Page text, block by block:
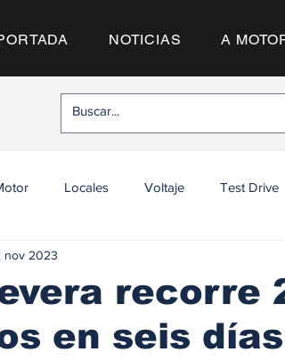
NOTICIAS A
Locales Voltaje Test Drive
recorre
en seis
nov 2023